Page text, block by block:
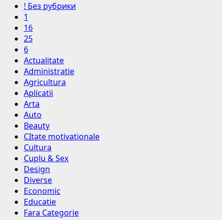
! Без рубрики
1
16
25
6
Actualitate
Administratie
Agricultura
Aplicatii
Arta
Auto
Beauty
CItate motivationale
Cultura
Cuplu & Sex
Design
Diverse
Economic
Educatie
Fara Categorie